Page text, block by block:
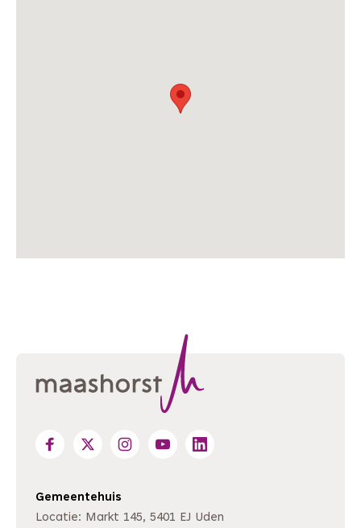
Gemeentehuis
Locatie: Markt 145, 5401 EJ Uden